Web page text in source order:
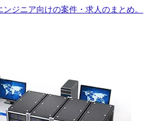
ジニア向けの案件・求人のまとめ。